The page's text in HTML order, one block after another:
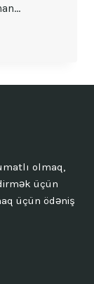
olmaq,
üçün
üçün ödəniş